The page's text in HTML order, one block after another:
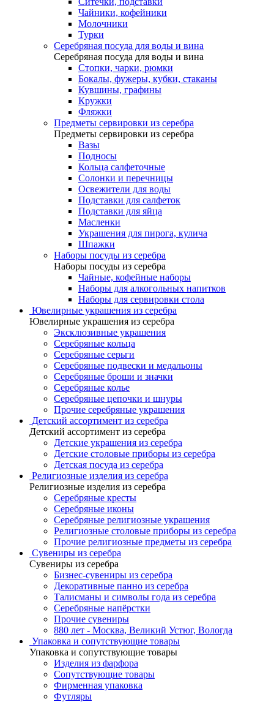
Чайники, кофейники
Молочники
Турки
Серебряная посуда для воды и вина
Серебряная посуда для воды и вина
Стопки, чарки, рюмки
Бокалы, фужеры, кубки, стаканы
Кувшины, графины
Кружки
Фляжки
Предметы сервировки из серебра
Предметы сервировки из серебра
Вазы
Подносы
Кольца салфеточные
Солонки и перечницы
Освежители для воды
Подставки для салфеток
Подставки для яйца
Масленки
Украшения для пирога, кулича
Шпажки
Наборы посуды из серебра
Наборы посуды из серебра
Чайные, кофейные наборы
Наборы для алкогольных напитков
Наборы для сервировки стола
Ювелирные украшения из серебра
Ювелирные украшения из серебра
Эксклюзивные украшения
Серебряные кольца
Серебряные серьги
Серебряные подвески и медальоны
Серебряные броши и значки
Серебряные колье
Серебряные цепочки и шнуры
Прочие серебряные украшения
Детский ассортимент из серебра
Детский ассортимент из серебра
Детские украшения из серебра
Детские столовые приборы из серебра
Детская посуда из серебра
Религиозные изделия из серебра
Религиозные изделия из серебра
Серебряные кресты
Серебряные иконы
Серебряные религиозные украшения
Религиозные столовые приборы из серебра
Прочие религиозные предметы из серебра
Сувениры из серебра
Сувениры из серебра
Бизнес-сувениры из серебра
Декоративные панно из серебра
Талисманы и символы года из серебра
Серебряные напёрстки
Прочие сувениры
880 лет - Москва, Великий Устюг, Вологда
Упаковка и сопутствующие товары
Упаковка и сопутствующие товары
Изделия из фарфора
Сопутствующие товары
Фирменная упаковка
Футляры